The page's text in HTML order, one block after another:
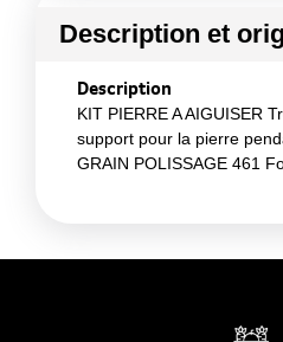
Description et
Description
KIT PIERRE A AIGUISER
support pour la pierre
GRAIN POLISSAGE 461